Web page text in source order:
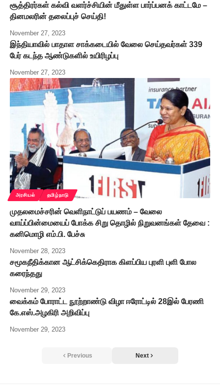
சூத்திரர்கள் கல்வி வளர்ச்சியின் மீதுள்ள பார்ப்பனக் காட்டமே –
தினமலரின் தலைப்புச் செய்தி!
November 27, 2023
இந்தியாவில் பாதாள சாக்கடையில் வேலை செய்தவர்கள் 339
பேர் கடந்த ஆண்டுகளில் உயிரிழப்பு
November 27, 2023
அரசியல் தமிழ்நாடு
முதலமைச்சரின் வெளிநாட்டுப் பயணம் – வேலை
வாய்ப்பின்மையைப் போக்க சிறு தொழில் நிறுவனங்கள் தேவை :
கனிமொழி எம்.பி. பேச்சு
November 28, 2023
சமூகநீதிக்கான ஆட்சிக்கெதிராக கிளப்பிய புரளி புளி போல
கரைந்தது
November 29, 2023
வைக்கம் போராட்ட நூற்றாண்டு விழா ஈரோட்டில் 28இல் பேரணி
கே.எஸ்.அழகிரி அறிவிப்பு
November 29, 2023
Previous Next